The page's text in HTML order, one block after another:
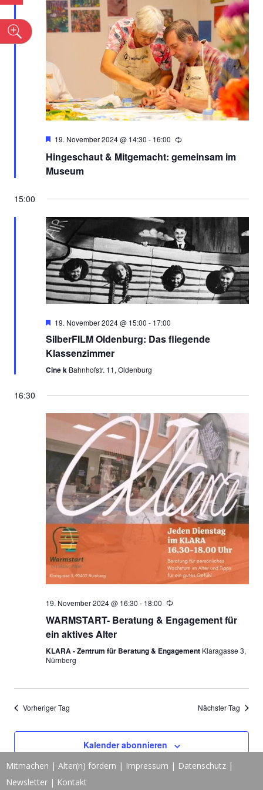
Empfohlen
19. November 2024 @ 14:30 - 16:00
Hingeschaut & Mitgemacht: gemeinsam im
Museum
15:00
Empfohlen
19. November 2024 @ 15:00 - 17:00
SilberFILM Oldenburg: Das fliegende
Klassenzimmer
Cine k Bahnhofstr. 11, Oldenburg
16:30
19. November 2024 @ 16:30 - 18:00
WARMSTART- Beratung & Engagement für
ein aktives Alter
KLARA - Zentrum für Beratung & Engagement Klaragasse 3,
Nürnberg
Vorheriger Tag Nächster Tag
Kalender abonnieren
Mitmachen | Alter(n) fördern | Impressum | Datenschutz |
Newsletter | Kontakt